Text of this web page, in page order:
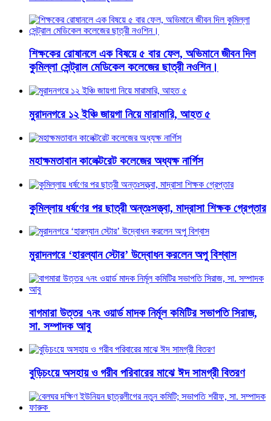
শিক্ষকের রোষানলে এক বিষয়ে ৫ বার ফেল, অভিমানে জীবন দিল
কুমিল্লা সেন্ট্রাল মেডিকেল কলেজের ছাত্রী নওশিন।
মুরাদনগরে ১২ ইঞ্চি জায়গা নিয়ে মারামারি, আহত ৫
মহাক্ষমতাবান কালেক্টরেট কলেজের অধ্যক্ষ নার্গিস
কুমিল্লায় ধর্ষণের পর ছাত্রী অন্তঃসত্ত্বা, মাদ্রাসা শিক্ষক গ্রেপ্তার
মুরাদনগরে ‘হারল্যান স্টোর’ উদ্বোধন করলেন অপু বিশ্বাস
বাগমারা উত্তর ৭নং ওয়ার্ড মাদক নির্মূল কমিটির সভাপতি সিরাজ,
সা. সম্পাদক আবু
বুড়িচংয়ে অসহায় ও গরীব পরিবারের মাঝে ঈদ সামগ্রী বিতরণ